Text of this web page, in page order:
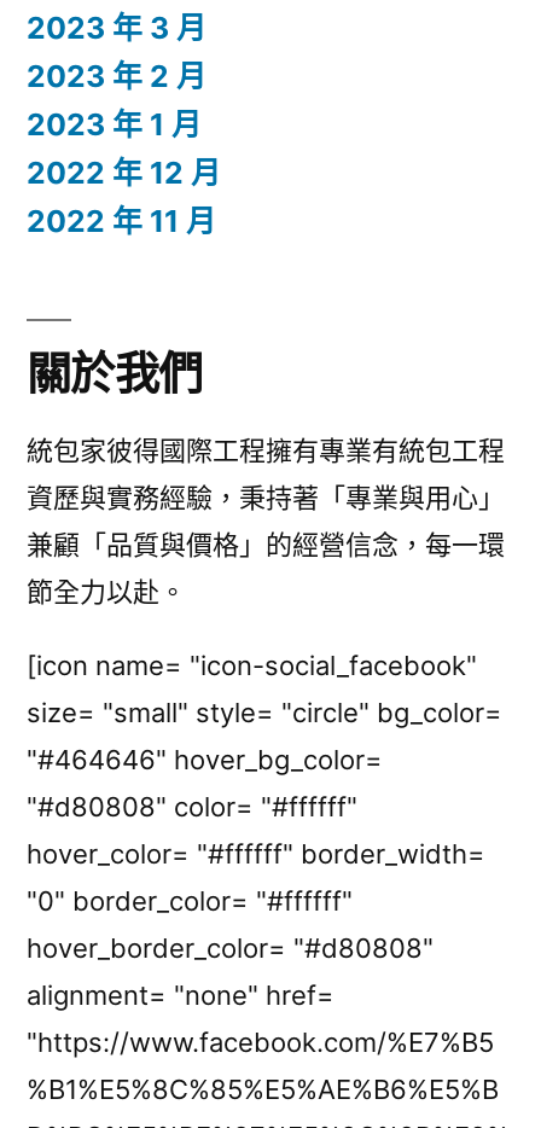
2023 年 3 月
2023 年 2 月
2023 年 1 月
2022 年 12 月
2022 年 11 月
關於我們
統包家彼得國際工程擁有專業有統包工程
資歷與實務經驗，秉持著「專業與用心」
兼顧「品質與價格」的經營信念，每一環
節全力以赴。
[icon name= "icon-social_facebook"
size= "small" style= "circle" bg_color=
"#464646" hover_bg_color=
"#d80808" color= "#ffffff"
hover_color= "#ffffff" border_width=
"0" border_color= "#ffffff"
hover_border_color= "#d80808"
alignment= "none" href=
"https://www.facebook.com/%E7%B5
%B1%E5%8C%85%E5%AE%B6%E5%B